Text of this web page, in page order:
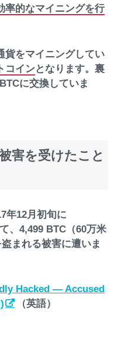
率的なマイニングを行
貨をマイニングしてい
コインとなります。裏
に交換していま
害を受けたこと
年12月初旬に
、4,499 BTC（60万米
まれる被害に遭いま
Hacked — Accused
（英語）